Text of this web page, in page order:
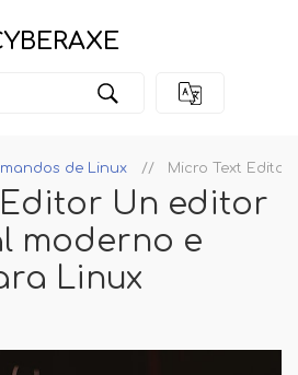
de Linux Micro Text
Un editor
moderno e
Linux